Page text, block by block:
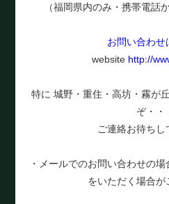
（福岡県内のみ・携帯電話
お問い合わせ
website http://
特に 城野・重住・高坊・霧が
ぞ・・
ご連絡お待ちし
・メールでのお問い合わせの
をいただく場合が